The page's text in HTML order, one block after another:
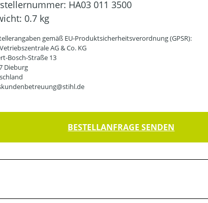
HA03 011 3500
0.7 kg
gemäß EU-Produktsicherheitsverordnung (GPSR):
AG & Co. KG
Bosch-Straße 13
Dieburg
BESTELLANFRAGE SENDEN